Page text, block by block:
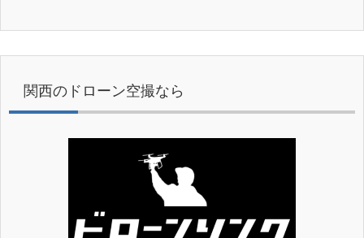
関西のドローン空撮なら